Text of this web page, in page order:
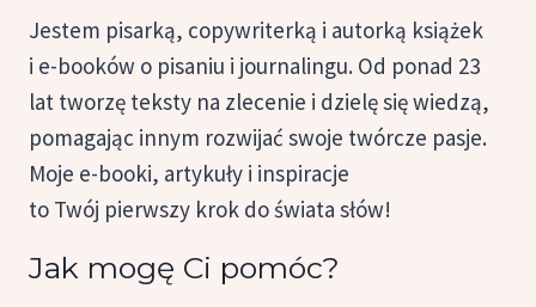
Jestem pisarką, copywriterką i autorką książek
i e-booków o pisaniu i journalingu. Od ponad 23
lat tworzę teksty na zlecenie i dzielę się wiedzą,
pomagając innym rozwijać swoje twórcze pasje.
Moje e-booki, artykuły i inspiracje
to Twój pierwszy krok do świata słów!
Jak mogę Ci pomóc?